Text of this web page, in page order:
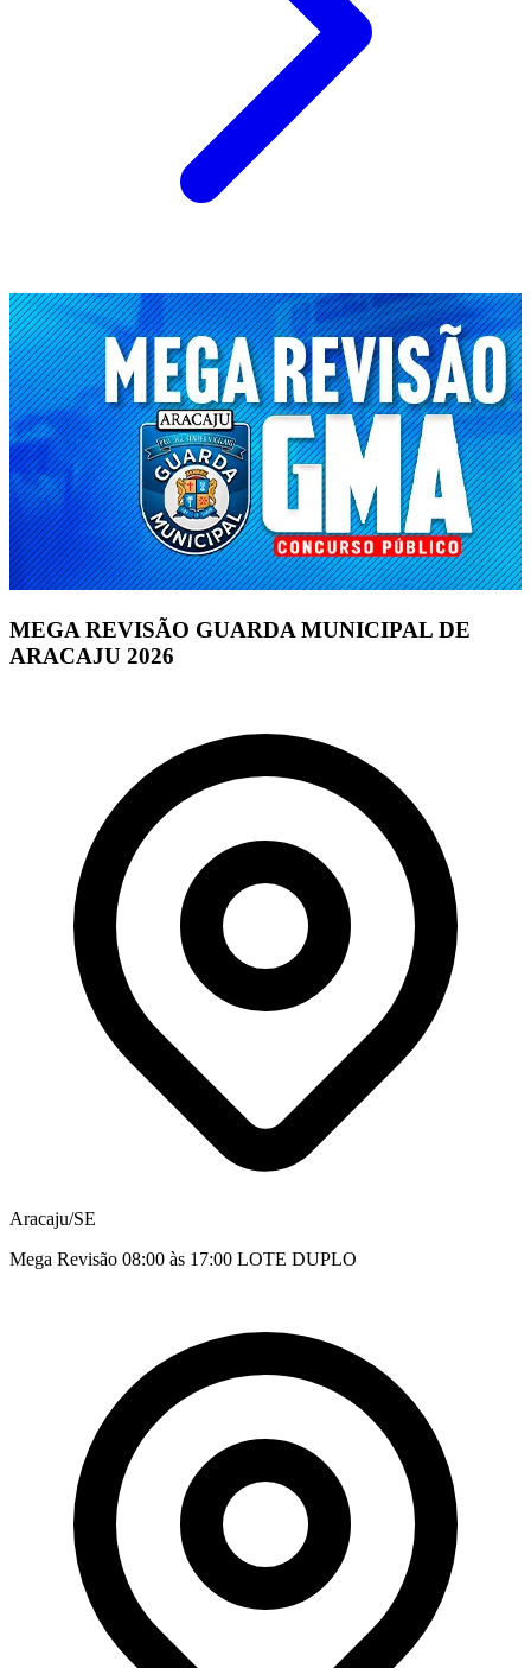
MEGA REVISÃO GUARDA MUNICIPAL DE
ARACAJU 2026
Aracaju/SE
Mega Revisão 08:00 às 17:00 LOTE DUPLO